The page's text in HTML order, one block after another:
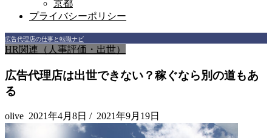
京都
プライバシーポリシー
広告代理店の仕事と転職ナビ
HR関連（人事評価・出世）
広告代理店は出世できない？稼ぐなら別の道もあ
る
olive 2021年4月8日 / 2021年9月19日